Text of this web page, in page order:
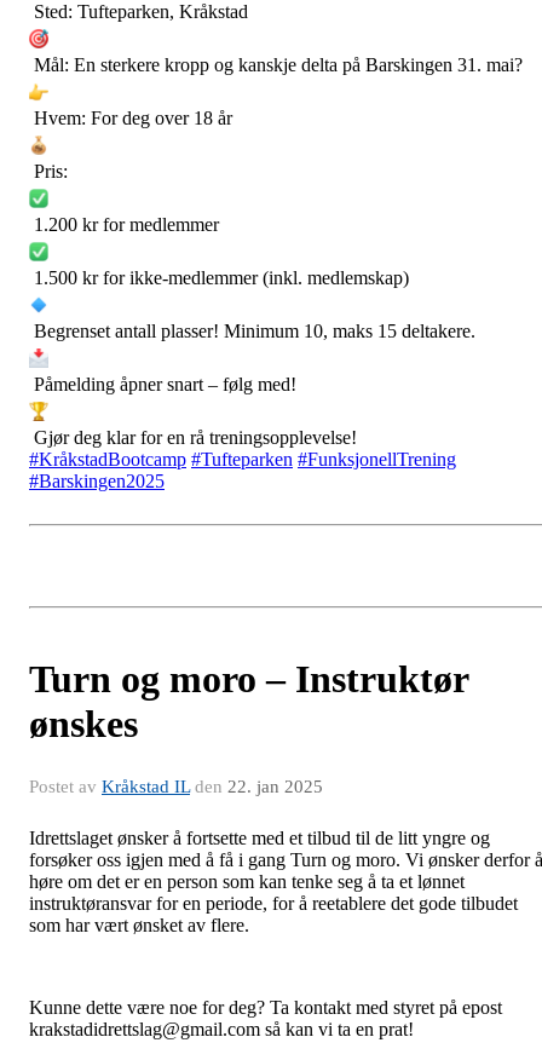
Sted: Tufteparken, Kråkstad
Mål: En sterkere kropp og kanskje delta på Barskingen 31. mai?
Hvem: For deg over 18 år
Pris:
1.200 kr for medlemmer
1.500 kr for ikke-medlemmer (inkl. medlemskap)
Begrenset antall plasser! Minimum 10, maks 15 deltakere.
Påmelding åpner snart – følg med!
Gjør deg klar for en rå treningsopplevelse!
#KråkstadBootcamp #Tufteparken #FunksjonellTrening
#Barskingen2025
Turn og moro – Instruktør
ønskes
Postet av Kråkstad ILden 22. jan 2025
Idrettslaget ønsker å fortsette med et tilbud til de litt yngre og
forsøker oss igjen med å få i gang Turn og moro. Vi ønsker derfor å
høre om det er en person som kan tenke seg å ta et lønnet
instruktøransvar for en periode, for å reetablere det gode tilbudet
som har vært ønsket av flere.
Kunne dette være noe for deg? Ta kontakt med styret på epost
krakstadidrettslag@gmail.com så kan vi ta en prat!